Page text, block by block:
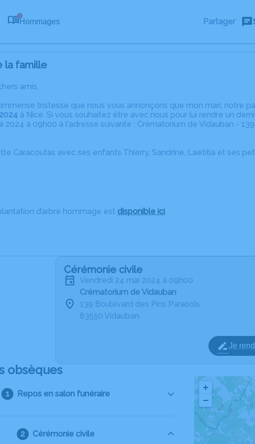
Hommages Partager
la famille
amis,
tristesse que nous vous annonçons que mon mari, notre
à Nice. Si vous souhaitez être avec nous pour lui rendre un
2024 à 09h00 à l'adresse suivante : Crématorium de Vidauban -
Caracoutas avec ses enfants Thierry, Sandrine, Laetitia et ses
d’arbre hommage est disponible ici.
Cérémonie civile
vendredi 24 mai 2024 à 09h00
Crématorium de Vidauban
139 Boulevard des Pins Parasols
83550 Vidauban
Je
obsèques
Repos en salon funéraire
Cérémonie civile
+
−